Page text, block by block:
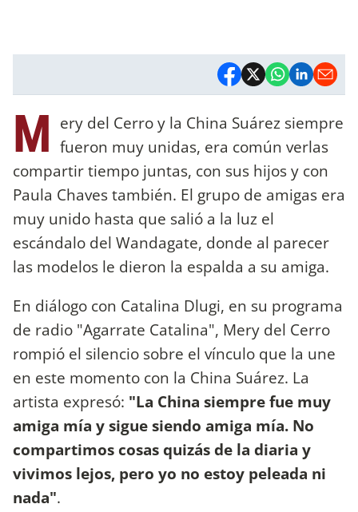
M ery del Cerro y la China Suárez siempre
fueron muy unidas, era común verlas
compartir tiempo juntas, con sus hijos y con
Paula Chaves también. El grupo de amigas era
muy unido hasta que salió a la luz el
escándalo del Wandagate, donde al parecer
las modelos le dieron la espalda a su amiga.
En diálogo con Catalina Dlugi, en su programa
de radio "Agarrate Catalina", Mery del Cerro
rompió el silencio sobre el vínculo que la une
en este momento con la China Suárez. La
artista expresó: "La China siempre fue muy
amiga mía y sigue siendo amiga mía. No
compartimos cosas quizás de la diaria y
vivimos lejos, pero yo no estoy peleada ni
nada​".